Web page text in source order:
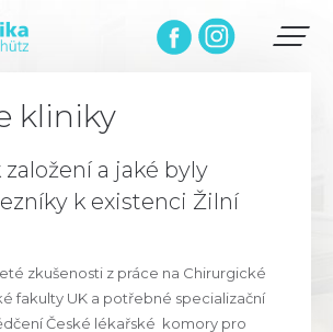
kliniky
založení a jaké byly
k existenci Žilní
zkušenosti z práce na Chirurgické
fakulty UK a potřebné specializační
České lékařské komory pro